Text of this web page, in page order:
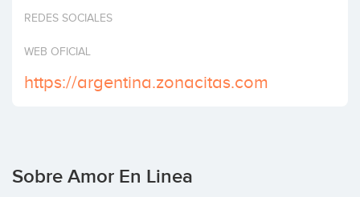
Invertir
REDES SOCIALES
WEB OFICIAL
https://argentina.zonacitas.com
Sobre Amor En Linea